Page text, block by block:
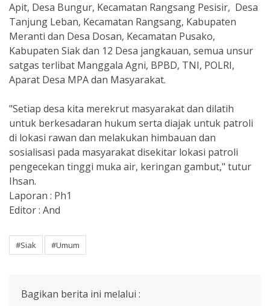
Apit, Desa Bungur, Kecamatan Rangsang Pesisir, Desa
Tanjung Leban, Kecamatan Rangsang, Kabupaten
Meranti dan Desa Dosan, Kecamatan Pusako,
Kabupaten Siak dan 12 Desa jangkauan, semua unsur
satgas terlibat Manggala Agni, BPBD, TNI, POLRI,
Aparat Desa MPA dan Masyarakat.
"Setiap desa kita merekrut masyarakat dan dilatih
untuk berkesadaran hukum serta diajak untuk patroli
di lokasi rawan dan melakukan himbauan dan
sosialisasi pada masyarakat disekitar lokasi patroli
pengecekan tinggi muka air, keringan gambut," tutur
Ihsan.
Laporan : Ph1
Editor : And
#Siak #Umum
Bagikan berita ini melalui :